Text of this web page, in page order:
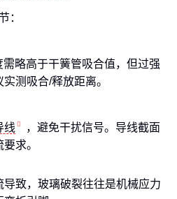
：
需略高于干簧管吸合值，但过强
测吸合/释放距离。
线
，避免干扰信号。导线截面
求。
致，玻璃破裂往往是机械应力